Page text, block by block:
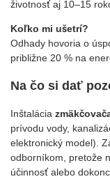
životnosť aj 10–15
Koľko mi ušetrí?
Odhady hovoria o
približne 20 % na
Na čo si dať
Inštalácia
prívodu vody,
elektronický model).
odborníkom, pretože
účinnosť alebo